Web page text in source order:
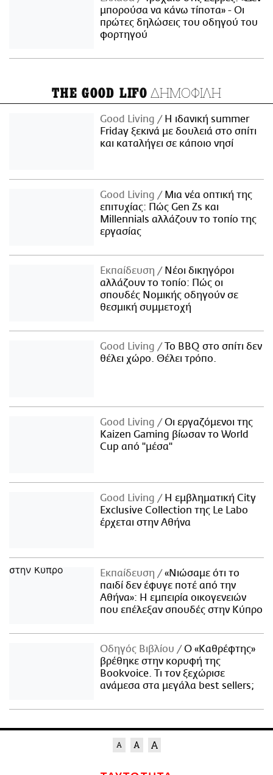
μπορούσα να κάνω τίποτα» - Οι
πρώτες δηλώσεις του οδηγού του
φορτηγού
THE GOOD LIFO ΔΗΜΟΦΙΛΗ
Good Living
Η ιδανική summer
Friday ξεκινά με δουλειά στο σπίτι
και καταλήγει σε κάποιο νησί
Good Living
Μια νέα οπτική της
επιτυχίας: Πώς Gen Zs και
Millennials αλλάζουν το τοπίο της
εργασίας
Εκπαίδευση
Νέοι δικηγόροι
αλλάζουν το τοπίο: Πώς οι
σπουδές Νομικής οδηγούν σε
θεσμική συμμετοχή
Good Living
Το BBQ στο σπίτι δεν
θέλει χώρο. Θέλει τρόπο.
Good Living
Οι εργαζόμενοι της
Kaizen Gaming βίωσαν το World
Cup από "μέσα"
Good Living
Η εμβληματική City
Exclusive Collection της Le Labo
έρχεται στην Αθήνα
Εκπαίδευση
«Νιώσαμε ότι το
παιδί δεν έφυγε ποτέ από την
Αθήνα»: Η εμπειρία οικογενειών
που επέλεξαν σπουδές στην Κύπρο
Οδηγός Βιβλίου
Ο «Καθρέφτης»
βρέθηκε στην κορυφή της
Bookvoice. Τι τον ξεχώρισε
ανάμεσα στα μεγάλα best sellers;